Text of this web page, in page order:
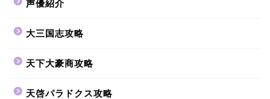
声優紹介
大三国志攻略
天下大豪商攻略
天啓パラドクス攻略